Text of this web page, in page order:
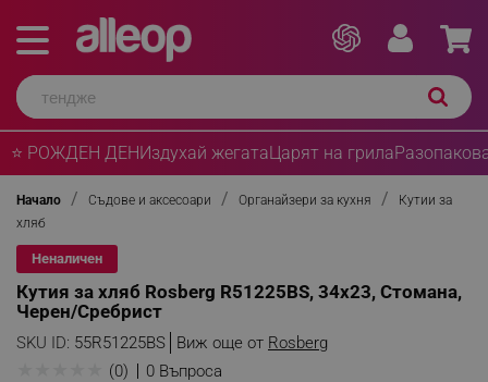
⭐ РОЖДЕН ДЕНИздухай жегатаЦарят на грила
Начало Съдове и аксесоари Органайзери за кухня
Кутии за
хляб
Неналичен
Кутия за хляб Rosberg R51225BS, 34х23, Стомана,
Черен/Сребрист
SKU ID: 55R51225BS Виж още от Rosberg
(0) 0 Въпроса